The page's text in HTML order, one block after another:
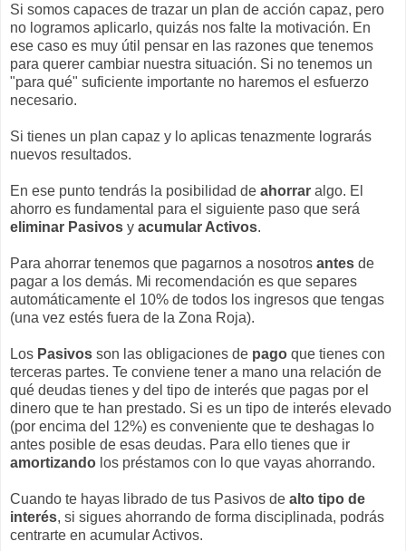
Si somos capaces de trazar un plan de acción capaz, pero
no logramos aplicarlo, quizás nos falte la motivación. En
ese caso es muy útil pensar en las razones que tenemos
para querer cambiar nuestra situación. Si no tenemos un
"para qué" suficiente importante no haremos el esfuerzo
necesario.
Si tienes un plan capaz y lo aplicas tenazmente lograrás
nuevos resultados.
En ese punto tendrás la posibilidad de ahorrar algo. El
ahorro es fundamental para el siguiente paso que será
eliminar Pasivos y acumular Activos.
Para ahorrar tenemos que pagarnos a nosotros antes de
pagar a los demás. Mi recomendación es que separes
automáticamente el 10% de todos los ingresos que tengas
(una vez estés fuera de la Zona Roja).
Los Pasivos son las obligaciones de pago que tienes con
terceras partes. Te conviene tener a mano una relación de
qué deudas tienes y del tipo de interés que pagas por el
dinero que te han prestado. Si es un tipo de interés elevado
(por encima del 12%) es conveniente que te deshagas lo
antes posible de esas deudas. Para ello tienes que ir
amortizando los préstamos con lo que vayas ahorrando.
Cuando te hayas librado de tus Pasivos de alto tipo de
interés, si sigues ahorrando de forma disciplinada, podrás
centrarte en acumular Activos.